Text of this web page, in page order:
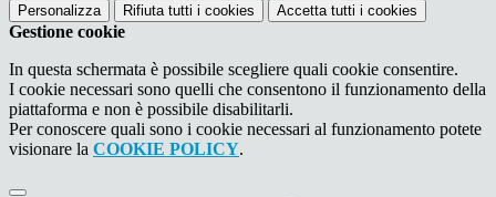
Personalizza Rifiuta tutti i cookies Accetta tutti i cookies
Gestione cookie
In questa schermata è possibile scegliere quali cookie consentire.
I cookie necessari sono quelli che consentono il funzionamento della
piattaforma e non è possibile disabilitarli.
Per conoscere quali sono i cookie necessari al funzionamento potete
visionare la COOKIE POLICY.